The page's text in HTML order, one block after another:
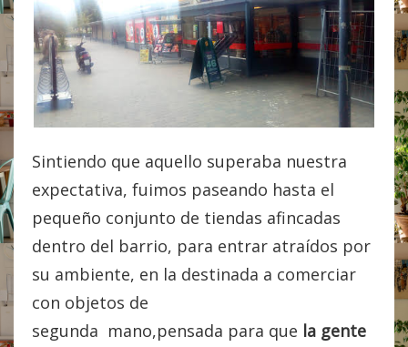
Sintiendo que aquello superaba nuestra
expectativa, fuimos paseando hasta el
pequeño conjunto de tiendas afincadas
dentro del barrio, para entrar atraídos por
su ambiente, en la destinada a comerciar
con objetos de
segunda mano,pensada para que la gente